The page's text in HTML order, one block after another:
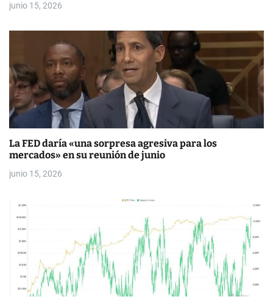
d
a
junio 15, 2026
La FED daría «una sorpresa agresiva para los
mercados» en su reunión de junio
junio 15, 2026